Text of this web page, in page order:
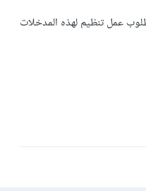
عمل تنظيم لهذه المدخلات